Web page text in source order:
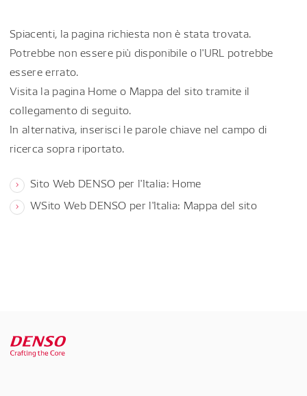
Spiacenti, la pagina richiesta non è stata trovata.
Potrebbe non essere più disponibile o l'URL potrebbe
essere errato.
Visita la pagina Home o Mappa del sito tramite il
collegamento di seguito.
In alternativa, inserisci le parole chiave nel campo di
ricerca sopra riportato.
Sito Web DENSO per l'Italia: Home
WSito Web DENSO per l'Italia: Mappa del sito